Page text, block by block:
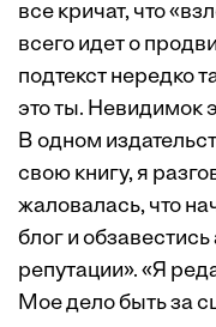
все кричат, что
всего идет о
подтекст нередко
это ты. Невидимок
В одном
свою книгу, я
жаловалась, что
блог и
репутации». «Я
Мое дело быть за